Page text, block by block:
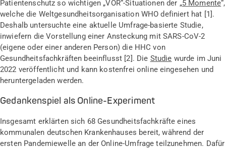
Patientenschutz so wichtigen „VOR“-Situationen der „5 Momente“,
welche die Weltgesundheitsorganisation WHO definiert hat [1].
Deshalb untersuchte eine aktuelle Umfrage-basierte Studie,
inwiefern die Vorstellung einer Ansteckung mit SARS-CoV-2
(eigene oder einer anderen Person) die HHC von
Gesundheitsfachkräften beeinflusst [2]. Die Studie wurde im Juni
2022 veröffentlicht und kann kostenfrei online eingesehen und
heruntergeladen werden.
Gedankenspiel als Online-Experiment
Insgesamt erklärten sich 68 Gesundheitsfachkräfte eines
kommunalen deutschen Krankenhauses bereit, während der
ersten Pandemiewelle an der Online-Umfrage teilzunehmen. Dafür